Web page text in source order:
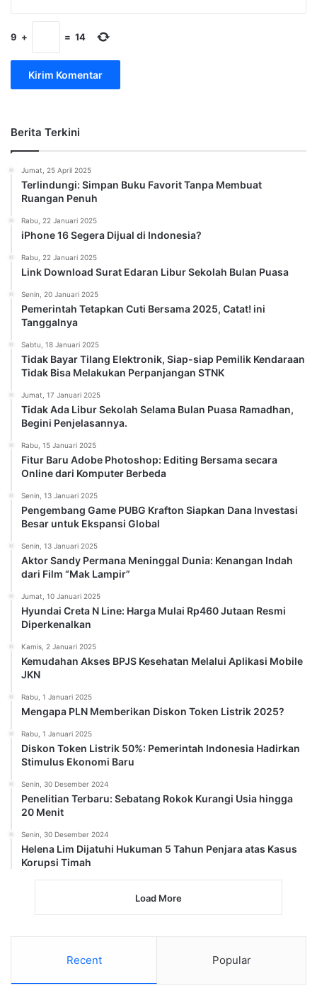
9 + = 14
Berita Terkini
Jumat, 25 April 2025
Terlindungi: Simpan Buku Favorit Tanpa Membuat
Ruangan Penuh
Rabu, 22 Januari 2025
iPhone 16 Segera Dijual di Indonesia?
Rabu, 22 Januari 2025
Link Download Surat Edaran Libur Sekolah Bulan Puasa
Senin, 20 Januari 2025
Pemerintah Tetapkan Cuti Bersama 2025, Catat! ini
Tanggalnya
Sabtu, 18 Januari 2025
Tidak Bayar Tilang Elektronik, Siap-siap Pemilik Kendaraan
Tidak Bisa Melakukan Perpanjangan STNK
Jumat, 17 Januari 2025
Tidak Ada Libur Sekolah Selama Bulan Puasa Ramadhan,
Begini Penjelasannya.
Rabu, 15 Januari 2025
Fitur Baru Adobe Photoshop: Editing Bersama secara
Online dari Komputer Berbeda
Senin, 13 Januari 2025
Pengembang Game PUBG Krafton Siapkan Dana Investasi
Besar untuk Ekspansi Global
Senin, 13 Januari 2025
Aktor Sandy Permana Meninggal Dunia: Kenangan Indah
dari Film “Mak Lampir”
Jumat, 10 Januari 2025
Hyundai Creta N Line: Harga Mulai Rp460 Jutaan Resmi
Diperkenalkan
Kamis, 2 Januari 2025
Kemudahan Akses BPJS Kesehatan Melalui Aplikasi Mobile
JKN
Rabu, 1 Januari 2025
Mengapa PLN Memberikan Diskon Token Listrik 2025?
Rabu, 1 Januari 2025
Diskon Token Listrik 50%: Pemerintah Indonesia Hadirkan
Stimulus Ekonomi Baru
Senin, 30 Desember 2024
Penelitian Terbaru: Sebatang Rokok Kurangi Usia hingga
20 Menit
Senin, 30 Desember 2024
Helena Lim Dijatuhi Hukuman 5 Tahun Penjara atas Kasus
Korupsi Timah
Load More
Recent Popular